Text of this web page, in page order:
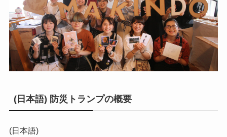
(日本語) 防災トランプの概要
(日本語)